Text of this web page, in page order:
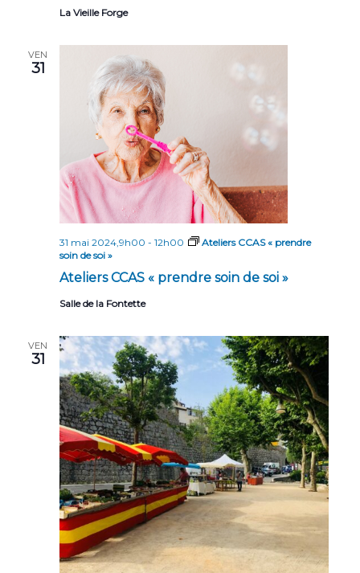
La Vieille Forge
VEN
31
Ateliers CCAS « prendre soin de soi »
31 mai 2024,9h00 - 12h00
Ateliers CCAS « prendre
soin de soi »
Salle de la Fontette
VEN
31